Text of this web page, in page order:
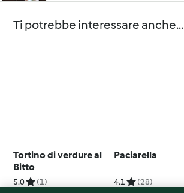
Ti potrebbe interessare anche...
Tortino di verdure al
Bitto
5.0 (1)
Paciarella
4.1 (28)